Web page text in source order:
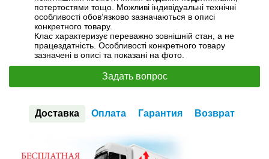
потертостями тощо. Можливі індивідуальні технічні
особливості обов’язково зазначаються в описі
конкретного товару.
Клас характеризує переважно зовнішній стан, а не
працездатність. Особливості конкретного товару
зазначені в описі та показані на фото.
Задать вопрос
Доставка Оплата Гарантия Возврат